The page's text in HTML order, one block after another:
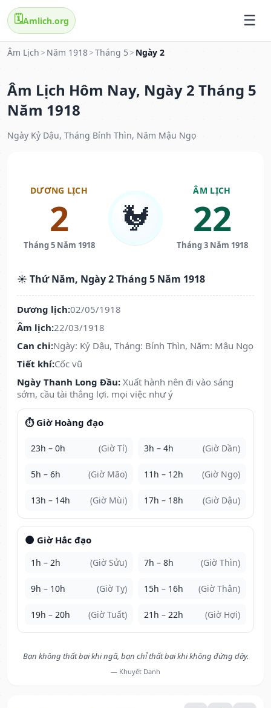
🗓️Amlich.org
Âm Lịch > Năm 1918>Tháng 5 > Ngày 2
Âm Lịch Hôm Nay, Ngày 2 Tháng 5
Năm 1918
Ngày Kỷ Dậu, Tháng Bính Thìn, Năm Mậu Ngọ
DƯƠNG LỊCH
2
Tháng 5 Năm 1918
🐓
ÂM LỊCH
22
Tháng 3 Năm 1918
☀️ Thứ Năm, Ngày 2 Tháng 5 Năm 1918
Dương lịch:02/05/1918
Âm lịch:22/03/1918
Can chi:Ngày: Kỷ Dậu, Tháng: Bính Thìn, Năm: Mậu Ngọ
Tiết khí:Cốc vũ
Ngày Thanh Long Đầu: Xuất hành nên đi vào sáng
sớm, cầu tài thắng lợi. mọi việc như ý
⏱️ Giờ Hoàng đạo
23h – 0h (Giờ Tí) 3h – 4h (Giờ Dần)
5h – 6h (Giờ Mão) 11h – 12h (Giờ Ngọ)
13h – 14h (Giờ Mùi) 17h – 18h (Giờ Dậu)
🌑 Giờ Hắc đạo
1h – 2h (Giờ Sửu) 7h – 8h (Giờ Thìn)
9h – 10h (Giờ Tỵ) 15h – 16h (Giờ Thân)
19h – 20h (Giờ Tuất) 21h – 22h (Giờ Hợi)
Bạn không thất bại khi ngã, bạn chỉ thất bại khi không đứng dậy.
— Khuyết Danh